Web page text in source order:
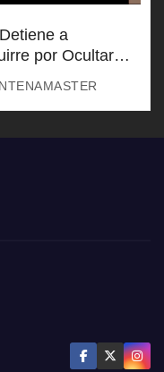
a
por Ocultar